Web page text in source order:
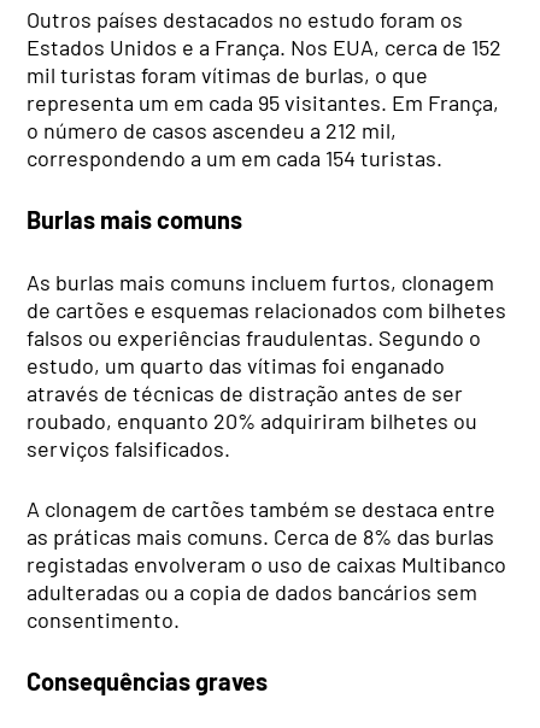
Outros países destacados no estudo foram os
Estados Unidos e a França. Nos EUA, cerca de 152
mil turistas foram vítimas de burlas, o que
representa um em cada 95 visitantes. Em França,
o número de casos ascendeu a 212 mil,
correspondendo a um em cada 154 turistas.
Burlas mais comuns
As burlas mais comuns incluem furtos, clonagem
de cartões e esquemas relacionados com bilhetes
falsos ou experiências fraudulentas. Segundo o
estudo, um quarto das vítimas foi enganado
através de técnicas de distração antes de ser
roubado, enquanto 20% adquiriram bilhetes ou
serviços falsificados.
A clonagem de cartões também se destaca entre
as práticas mais comuns. Cerca de 8% das burlas
registadas envolveram o uso de caixas Multibanco
adulteradas ou a copia de dados bancários sem
consentimento.
Consequências graves